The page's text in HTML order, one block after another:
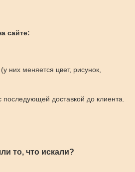
сайте:
них меняется цвет, рисунок,
доставкой до клиента.
то, что искали?